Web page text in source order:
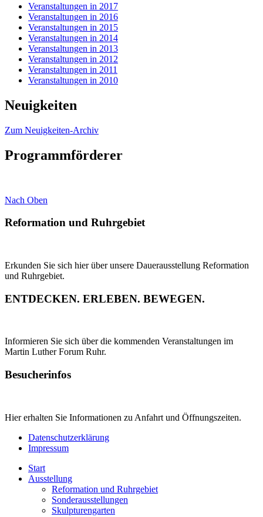
Veranstaltungen in 2017
Veranstaltungen in 2016
Veranstaltungen in 2015
Veranstaltungen in 2014
Veranstaltungen in 2013
Veranstaltungen in 2012
Veranstaltungen in 2011
Veranstaltungen in 2010
Neuigkeiten
Zum Neuigkeiten-Archiv
Programmförderer
Nach Oben
Reformation und Ruhrgebiet
Erkunden Sie sich hier über unsere Dauerausstellung Reformation
und Ruhrgebiet.
ENTDECKEN. ERLEBEN. BEWEGEN.
Informieren Sie sich über die kommenden Veranstaltungen im
Martin Luther Forum Ruhr.
Besucherinfos
Hier erhalten Sie Informationen zu Anfahrt und Öffnungszeiten.
Datenschutzerklärung
Impressum
Start
Ausstellung
Reformation und Ruhrgebiet
Sonderausstellungen
Skulpturengarten